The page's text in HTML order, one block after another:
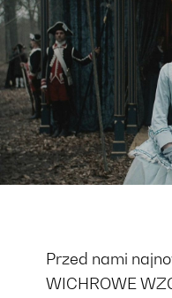
Przed nami
WICHROWE